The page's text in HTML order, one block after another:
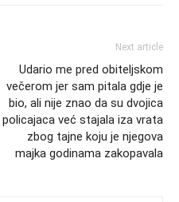
Next article
Udario me pred obiteljskom
večerom jer sam pitala gdje je
bio, ali nije znao da su dvojica
policajaca već stajala iza vrata
zbog tajne koju je njegova
majka godinama zakopavala